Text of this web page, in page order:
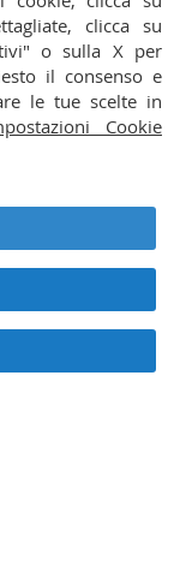
- VIA VERRI 8
-
clicca su
o sulla X per
il consenso e
le tue scelte in
Cookie